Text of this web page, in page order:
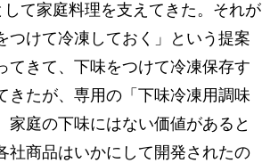
て家庭料理を支えてきた。それが
つけて冷凍しておく」という提案
てきて、下味をつけて冷凍保存す
きたが、専用の「下味冷凍用調味
庭の下味にはない価値があると
社商品はいかにして開発されたの